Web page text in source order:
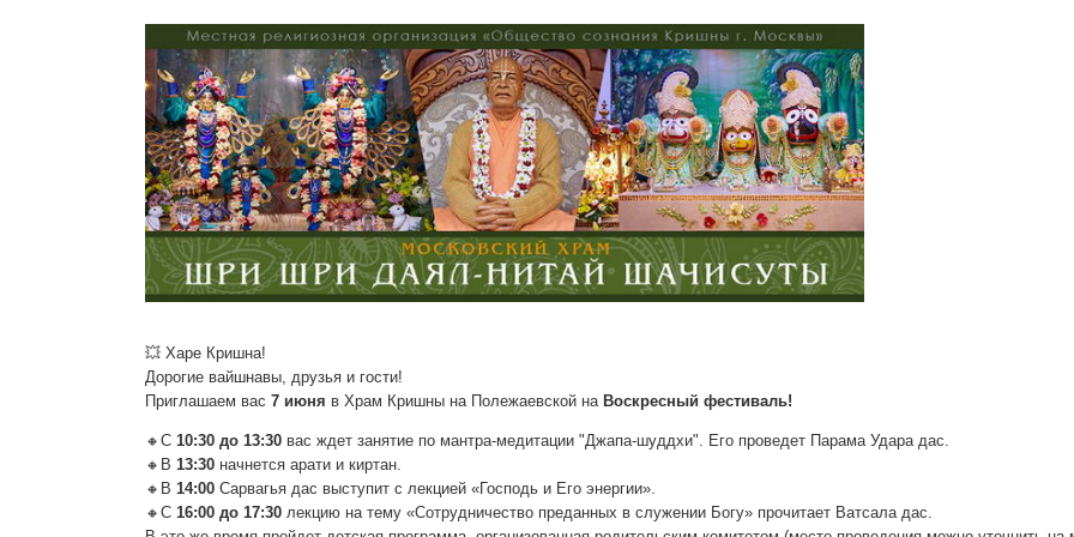
💥 Харе Кришна!
Дорогие вайшнавы, друзья и гости!
Приглашаем вас 7 июня в Храм Кришны на Полежаевской на Воскресный фестиваль!
🔸С 10:30 до 13:30вас ждет занятие по мантра-медитации "Джапа-шуддхи". Его проведет Парама Удара дас.
🔸В 13:30начнется арати и киртан.
🔸В 14:00Сарвагья дас выступит с лекцией «Господь и Его энергии».
🔸С 16:00 до 17:30лекцию на тему «Сотрудничество преданных в служении Богу» прочитает Ватсала дас.